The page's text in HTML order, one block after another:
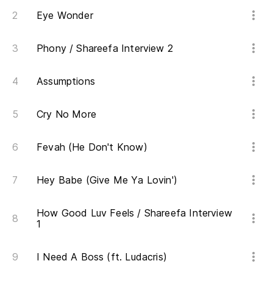
Eye Wonder
Phony / Shareefa Interview 2
Assumptions
Cry No More
Fevah (He Don't Know)
Hey Babe (Give Me Ya Lovin')
How Good Luv Feels / Shareefa Interview
1
I Need A Boss (ft. Ludacris)